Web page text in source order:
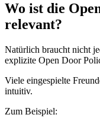
Wo ist die
relevant?
Natürlich braucht nicht
explizite Open Door
Viele eingespielte
intuitiv.
Zum Beispiel: